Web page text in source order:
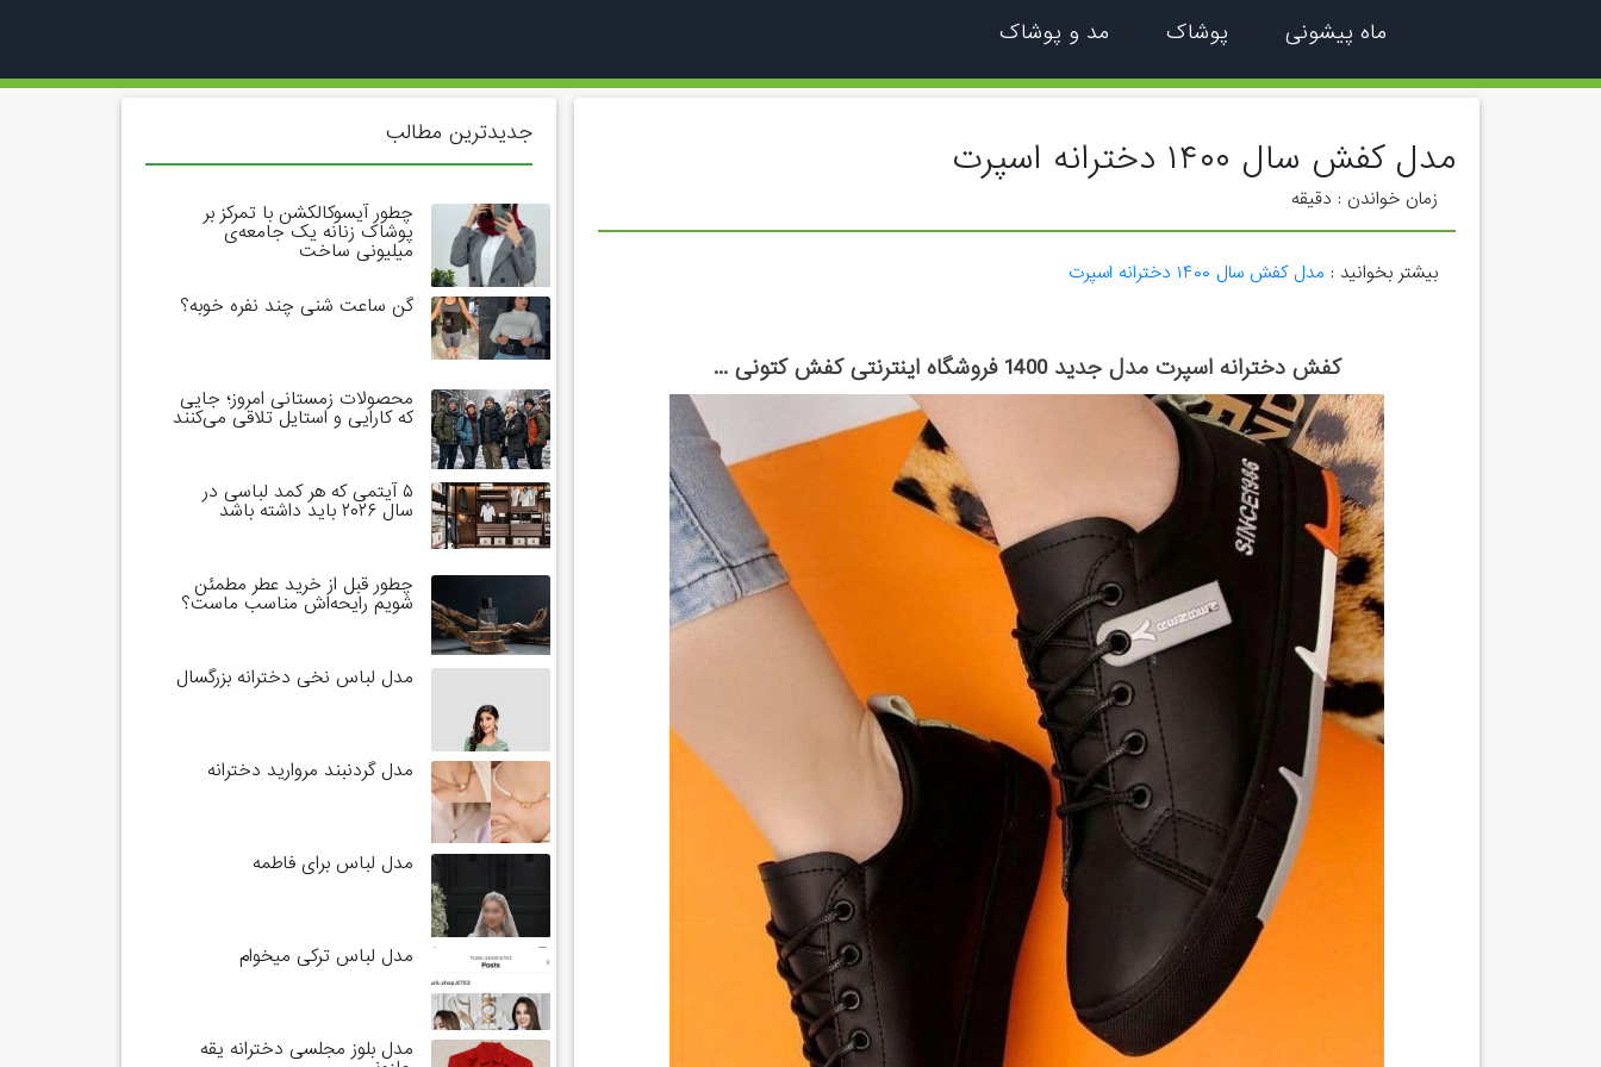
ماه پیشونی پوشاک مد و پوشاک
مدل کفش سال ۱۴۰۰ دخترانه اسپرت
زمان خواندن : دقیقه
بیشتر بخوانید : مدل کفش سال ۱۴۰۰ دخترانه اسپرت
کفش دخترانه اسپرت مدل جدید 1400 فروشگاه اینترنتی کفش کتونی ...
جدیدترین مطالب
چطور آیسوکالکشن با تمرکز بر
پوشاک زنانه یک جامعه‌ی
میلیونی ساخت
گن ساعت شنی چند نفره خوبه؟
محصولات زمستانی امروز؛ جایی
که کارایی و استایل تلاقی می‌کنند
۵ آیتمی که هر کمد لباسی در
سال ۲۰۲۶ باید داشته باشد
چطور قبل از خرید عطر مطمئن
شویم رایحه‌اش مناسب ماست؟
مدل لباس نخی دخترانه بزرگسال
مدل گردنبند مروارید دخترانه
مدل لباس برای فاطمه
مدل لباس ترکی میخوام
مدل بلوز مجلسی دخترانه یقه